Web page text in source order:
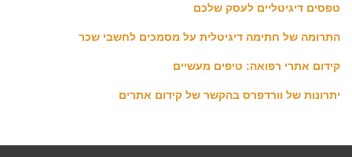
טפסים דיגיטליים לעסק שלכם
התרומה של חתימה דיגיטלית על מסמכים לחשבי שכר
קידום אתרי רפואה: טיפים מעשיים
יתרונות של וורדפרס בהקשר של קידום אתרים